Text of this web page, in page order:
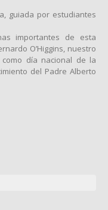
guiada por estudiantes
importantes de esta
O’Higgins, nuestro
día nacional de la
del Padre Alberto